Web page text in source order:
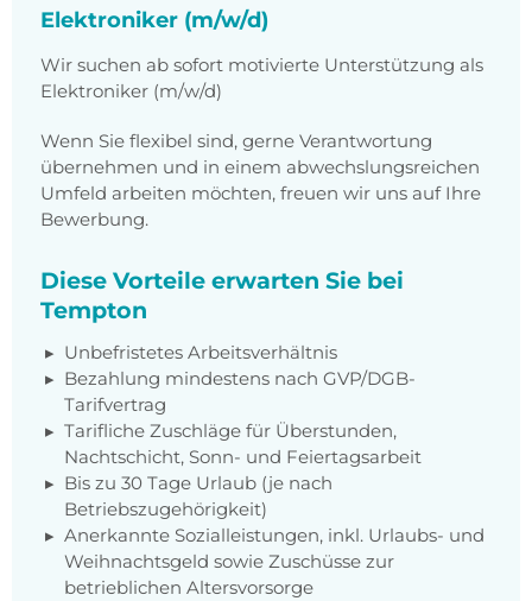
Elektroniker (m/w/d)
Wir suchen ab sofort motivierte Unterstützung als
Elektroniker (m/w/d)
Wenn Sie flexibel sind, gerne Verantwortung
übernehmen und in einem abwechslungsreichen
Umfeld arbeiten möchten, freuen wir uns auf Ihre
Bewerbung.
Diese Vorteile erwarten Sie bei
Tempton
Unbefristetes Arbeitsverhältnis
Bezahlung mindestens nach GVP/DGB-
Tarifvertrag
Tarifliche Zuschläge für Überstunden,
Nachtschicht, Sonn- und Feiertagsarbeit
Bis zu 30 Tage Urlaub (je nach
Betriebszugehörigkeit)
Anerkannte Sozialleistungen, inkl. Urlaubs- und
Weihnachtsgeld sowie Zuschüsse zur
betrieblichen Altersvorsorge